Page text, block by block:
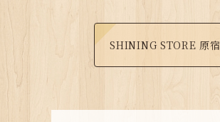
SHINING STORE 原宿